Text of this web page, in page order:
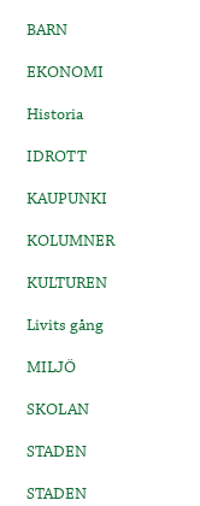
BARN
EKONOMI
Historia
IDROTT
KAUPUNKI
KOLUMNER
KULTUREN
Livits gång
MILJÖ
SKOLAN
STADEN
STADEN